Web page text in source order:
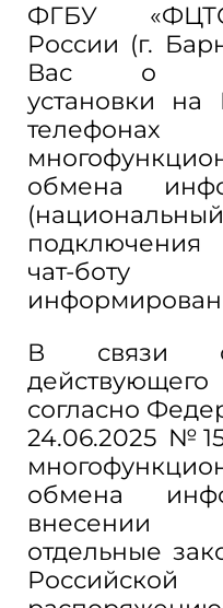
ФГБУ
России (г.
Вас о
установки
телефонах
обмена
чат-
В связи с
действующего
согласно
24.06.2025
обмена
внесении
отдельные